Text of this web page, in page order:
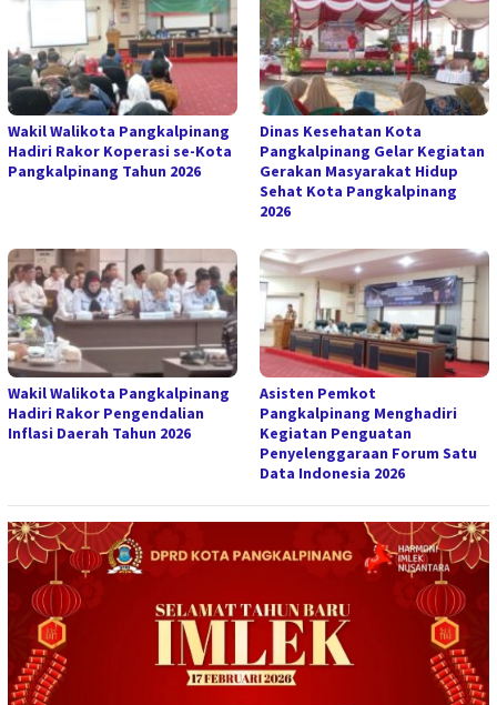
Wakil Walikota Pangkalpinang
Hadiri Rakor Koperasi se-Kota
Pangkalpinang Tahun 2026
Dinas Kesehatan Kota
Pangkalpinang Gelar Kegiatan
Gerakan Masyarakat Hidup
Sehat Kota Pangkalpinang
2026
Wakil Walikota Pangkalpinang
Hadiri Rakor Pengendalian
Inflasi Daerah Tahun 2026
Asisten Pemkot
Pangkalpinang Menghadiri
Kegiatan Penguatan
Penyelenggaraan Forum Satu
Data Indonesia 2026